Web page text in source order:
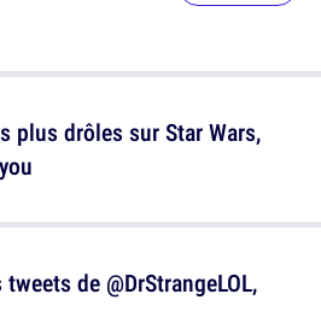
de @DrStrangeLOL,
plus drôles sur Star Wars,